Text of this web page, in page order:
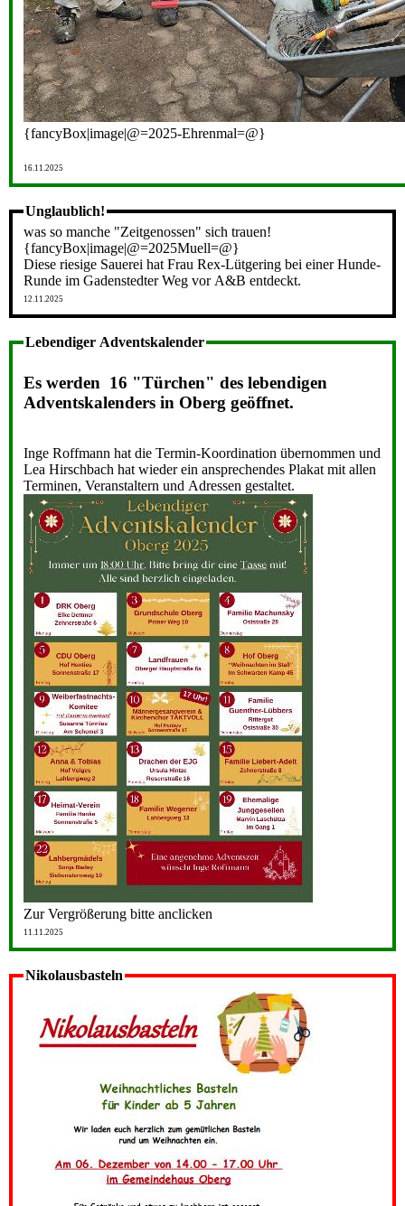
{fancyBox|image|@=2025-Ehrenmal=@}
16.11.2025
Unglaublich!
was so manche "Zeitgenossen" sich trauen!
{fancyBox|image|@=2025Muell=@}
Diese riesige Sauerei hat Frau Rex-Lütgering bei einer Hunde-
Runde im Gadenstedter Weg vor A&B entdeckt.
12.11.2025
Lebendiger Adventskalender
Es werden 16 "Türchen" des lebendigen
Adventskalenders in Oberg geöffnet.
Inge Roffmann hat die Termin-Koordination übernommen und
Lea Hirschbach hat wieder ein ansprechendes Plakat mit allen
Terminen, Veranstaltern und Adressen gestaltet.
Zur Vergrößerung bitte anclicken
11.11.2025
Nikolausbasteln